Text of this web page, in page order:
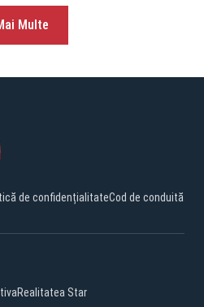
Multe
de confidențialitateCod de conduită
Realitatea Star